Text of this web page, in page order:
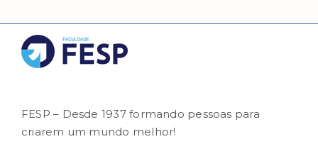
FESP – Desde 1937 formando pessoas para
criarem um mundo melhor!